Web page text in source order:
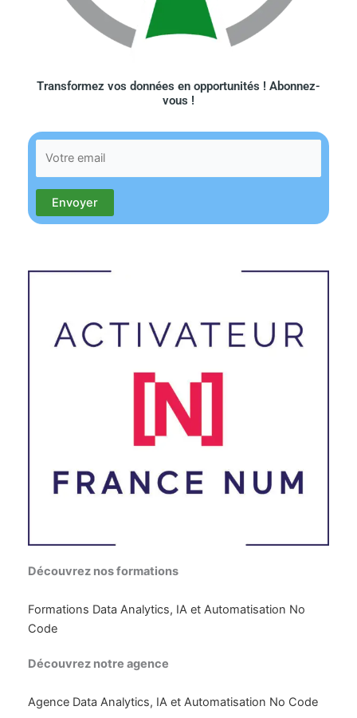
Transformez vos données en opportunités ! Abonnez-
vous !​
Découvrez nos formations
Formations Data Analytics, IA et Automatisation No
Code
Découvrez notre agence
Agence Data Analytics, IA et Automatisation No Code